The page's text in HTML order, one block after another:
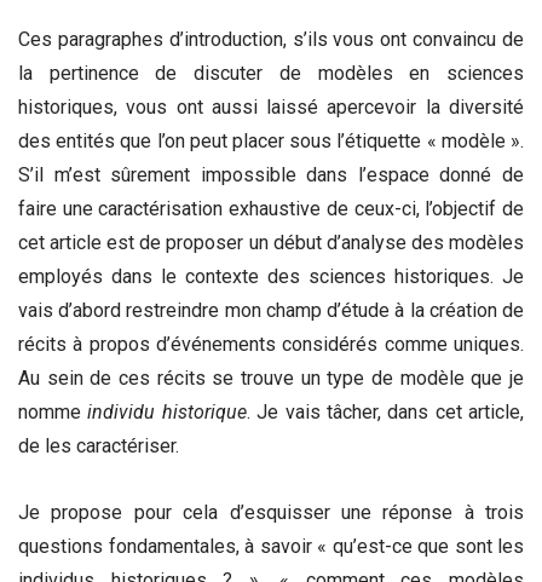
Ces paragraphes d’introduction, s’ils vous ont convaincu de
la pertinence de discuter de modèles en sciences
historiques, vous ont aussi laissé apercevoir la diversité
des entités que l’on peut placer sous l’étiquette « modèle ».
S’il m’est sûrement impossible dans l’espace donné de
faire une caractérisation exhaustive de ceux-ci, l’objectif de
cet article est de proposer un début d’analyse des modèles
employés dans le contexte des sciences historiques. Je
vais d’abord restreindre mon champ d’étude à la création de
récits à propos d’événements considérés comme uniques.
Au sein de ces récits se trouve un type de modèle que je
nommeindividu historique. Je vais tâcher, dans cet article,
de les caractériser.
Je propose pour cela d’esquisser une réponse à trois
questions fondamentales, à savoir « qu’est-ce que sont les